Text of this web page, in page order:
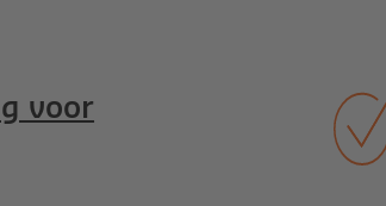
voor